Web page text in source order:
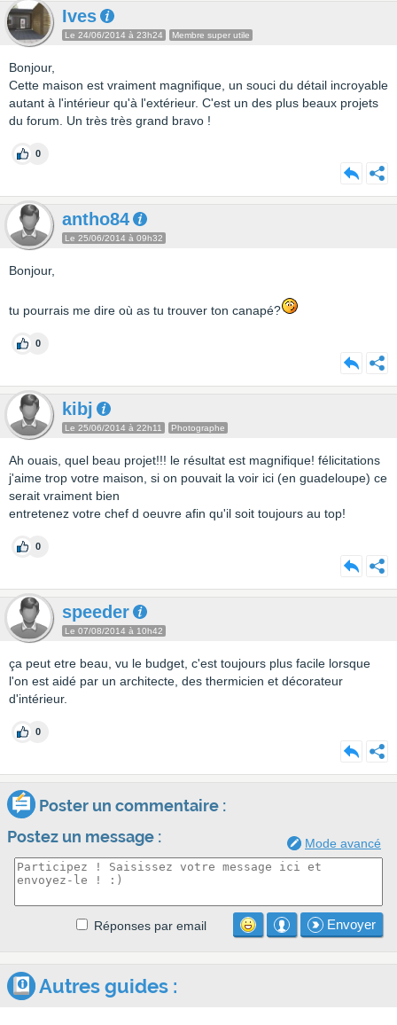
Ives
Le 24/06/2014 à 23h24 Membre super utile
Bonjour,
Cette maison est vraiment magnifique, un souci du détail incroyable
autant à l'intérieur qu'à l'extérieur. C'est un des plus beaux projets
du forum. Un très très grand bravo !
0
antho84
Le 25/06/2014 à 09h32
Bonjour,
tu pourrais me dire où as tu trouver ton canapé?
0
kibj
Le 25/06/2014 à 22h11 Photographe
Ah ouais, quel beau projet!!! le résultat est magnifique! félicitations
j'aime trop votre maison, si on pouvait la voir ici (en guadeloupe) ce
serait vraiment bien
entretenez votre chef d oeuvre afin qu'il soit toujours au top!
0
speeder
Le 07/08/2014 à 10h42
ça peut etre beau, vu le budget, c'est toujours plus facile lorsque
l'on est aidé par un architecte, des thermicien et décorateur
d'intérieur.
0
Poster un commentaire :
Postez un message :
Mode avancé
Réponses par email Envoyer
Autres guides :